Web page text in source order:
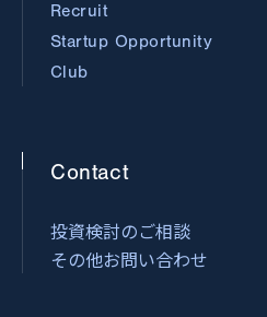
Recruit
Startup Opportunity
Club
Contact
投資検討のご相談
その他お問い合わせ